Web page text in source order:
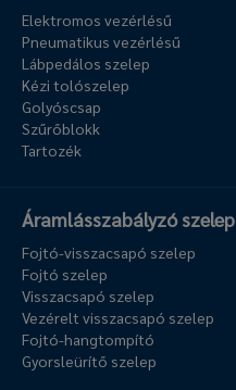
Elektromos vezérlésű
Pneumatikus vezérlésű
Lábpedálos szelep
Kézi tolószelep
Golyóscsap
Szűrőblokk
Tartozék
Áramlásszabályzó szelep
Fojtó-visszacsapó szelep
Fojtó szelep
Visszacsapó szelep
Vezérelt visszacsapó szelep
Fojtó-hangtompító
Gyorsleürítő szelep